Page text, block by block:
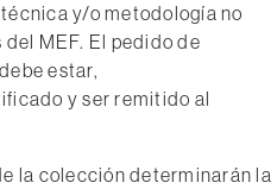
y/o metodología no
MEF. El pedido de
estar,
y ser remitido al
la colección determinarán la